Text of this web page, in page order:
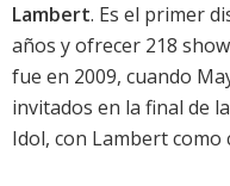
Lambert. Es el primer
años y ofrecer 218
fue en 2009, cuando
invitados en la final de
Idol, con Lambert como